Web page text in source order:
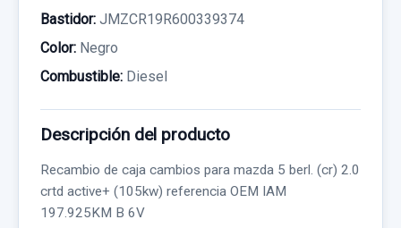
Bastidor: JMZCR19R600339374
Color: Negro
Combustible: Diesel
Descripción del producto
Recambio de caja cambios para mazda 5 berl. (cr) 2.0
crtd active+ (105kw) referencia OEM IAM
197.925KM B 6V